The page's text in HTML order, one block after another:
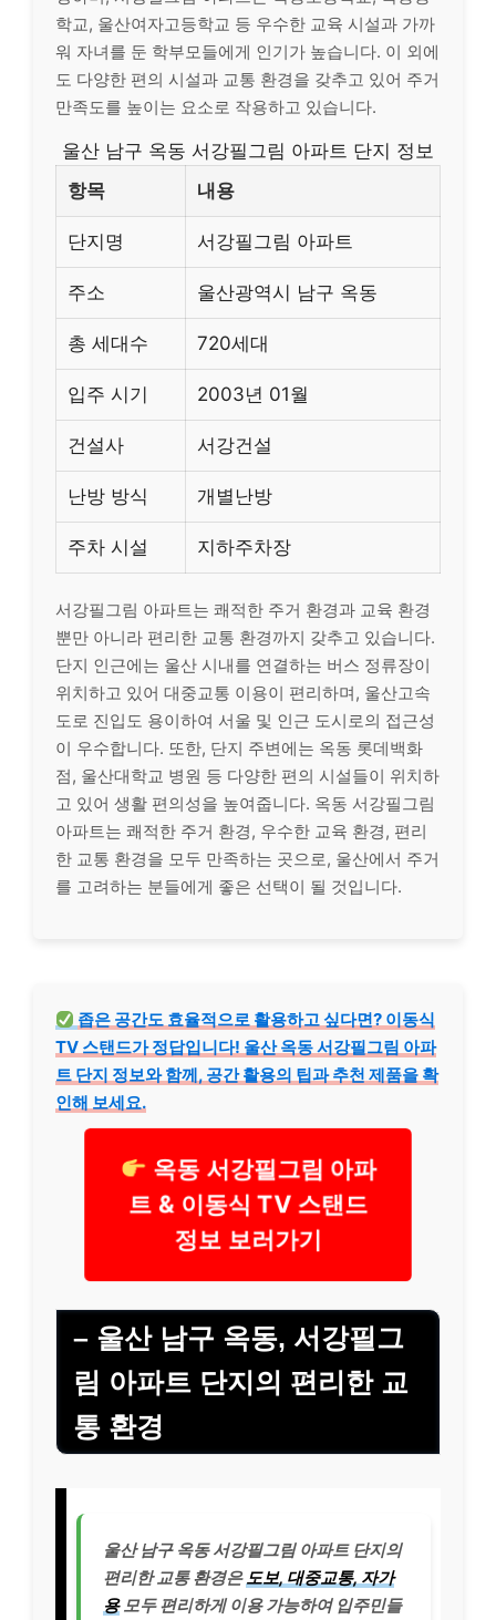
학교, 울산여자고등학교 등 우수한 교육 시설과 가까
워 자녀를 둔 학부모들에게 인기가 높습니다. 이 외에
도 다양한 편의 시설과 교통 환경을 갖추고 있어 주거
만족도를 높이는 요소로 작용하고 있습니다.
울산 남구 옥동 서강필그림 아파트 단지 정보
항목
내용
단지명 서강필그림 아파트
주소 울산광역시 남구 옥동
총 세대수 720세대
입주 시기 2003년 01월
건설사 서강건설
난방 방식 개별난방
주차 시설 지하주차장
서강필그림 아파트는 쾌적한 주거 환경과 교육 환경
뿐만 아니라 편리한 교통 환경까지 갖추고 있습니다.
단지 인근에는 울산 시내를 연결하는 버스 정류장이
위치하고 있어 대중교통 이용이 편리하며, 울산고속
도로 진입도 용이하여 서울 및 인근 도시로의 접근성
이 우수합니다. 또한, 단지 주변에는 옥동 롯데백화
점, 울산대학교 병원 등 다양한 편의 시설들이 위치하
고 있어 생활 편의성을 높여줍니다. 옥동 서강필그림
아파트는 쾌적한 주거 환경, 우수한 교육 환경, 편리
한 교통 환경을 모두 만족하는 곳으로, 울산에서 주거
를 고려하는 분들에게 좋은 선택이 될 것입니다.
좁은 공간도 효율적으로 활용하고 싶다면? 이동식
TV 스탠드가 정답입니다! 울산 옥동 서강필그림 아파
트 단지 정보와 함께, 공간 활용의 팁과 추천 제품을 확
인해 보세요.
옥동 서강필그림 아파
트 & 이동식 TV 스탠드
정보 보러가기
– 울산 남구 옥동, 서강필그
림 아파트 단지의 편리한 교
통 환경
울산 남구 옥동 서강필그림 아파트 단지의
편리한 교통 환경은 도보, 대중교통, 자가
용모두 편리하게 이용 가능하여 입주민들